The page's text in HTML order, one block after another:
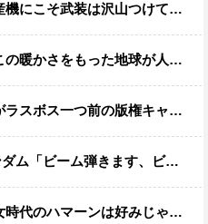
そ武装は沢山つけてほしいよね
地球が人間さえ破壊するんだ（汗だく）」
ャラ最後の敵ってちょっと荷が重すぎない？」
れます、空飛びます」←二世代目でこれ出来るのおかしいだろ
マーンは好みじゃなかったの？